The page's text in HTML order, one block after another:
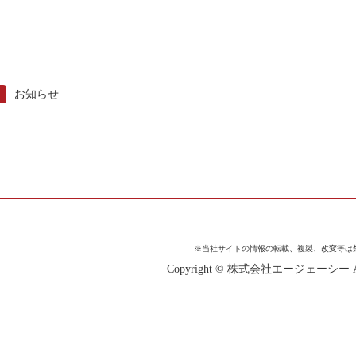
お知らせ
※当社サイトの情報の転載、複製、改変等は
Copyright © 株式会社エージェーシー